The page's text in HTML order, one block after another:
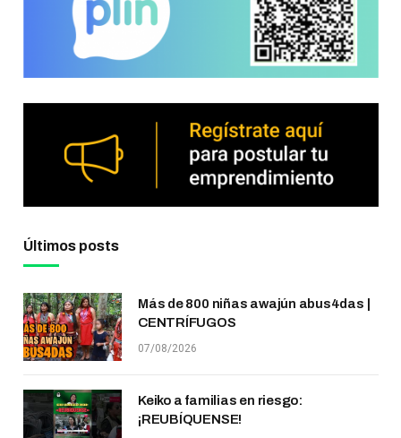
Últimos posts
Más de 800 niñas awajún abus4das |
CENTRÍFUGOS
07/08/2026
Keiko a familias en riesgo:
¡REUBÍQUENSE!